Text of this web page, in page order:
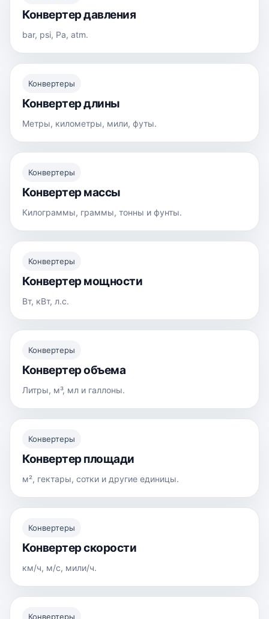
Конвертер давления
bar, psi, Pa, atm.
Конвертеры
Конвертер длины
Метры, километры, мили, футы.
Конвертеры
Конвертер массы
Килограммы, граммы, тонны и фунты.
Конвертеры
Конвертер мощности
Вт, кВт, л.с.
Конвертеры
Конвертер объема
Литры, м³, мл и галлоны.
Конвертеры
Конвертер площади
м², гектары, сотки и другие единицы.
Конвертеры
Конвертер скорости
км/ч, м/с, мили/ч.
Конвертеры